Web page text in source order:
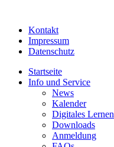
Kontakt
Impressum
Datenschutz
Startseite
Info und Service
News
Kalender
Digitales Lernen
Downloads
Anmeldung